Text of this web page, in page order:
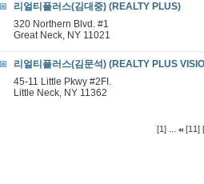
리얼티플러스(김대중) (REALTY PLUS)
320 Northern Blvd. #1
Great Neck, NY 11021
리얼티플러스(김문석) (REALTY PLUS
45-11 Little Pkwy #2FI.
Little Neck, NY 11362
[1]... [11]